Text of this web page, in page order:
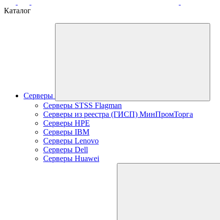
Каталог
Серверы
Серверы STSS Flagman
Серверы из реестра (ГИСП) МинПромТорга
Серверы HPE
Серверы IBM
Серверы Lenovo
Серверы Dell
Серверы Huawei